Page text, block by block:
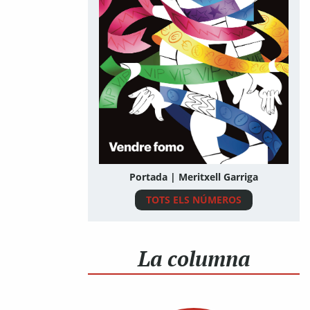
Portada | Meritxell Garriga
TOTS ELS NÚMEROS
La columna